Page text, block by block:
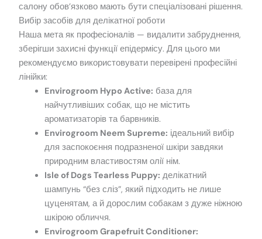
салону обов’язково мають бути спеціалізовані рішення.
Вибір засобів для делікатної роботи
Наша мета як професіоналів — видалити забруднення,
зберігши захисні функції епідермісу. Для цього ми
рекомендуємо використовувати перевірені професійні
лінійки:
Envirogroom Hypo Active: база для
найчутливіших собак, що не містить
ароматизаторів та барвників.
Envirogroom Neem Supreme: ідеальний вибір
для заспокоєння подразненої шкіри завдяки
природним властивостям олії нім.
Isle of Dogs Tearless Puppy: делікатний
шампунь “без сліз”, який підходить не лише
цуценятам, а й дорослим собакам з дуже ніжною
шкірою обличчя.
Envirogroom Grapefruit Conditioner: